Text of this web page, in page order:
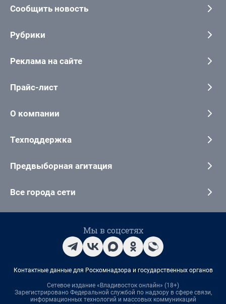
Сообщить новость
Рубрики
Реклама на сайте
Прайс-лист
О компании
Техподдержка
Предвыборная агитация
Все города сети
Мы в соцсетях
Контактные данные для Роскомнадзора и государственных органов
Сетевое издание «Владивосток онлайн» (18+)
Зарегистрировано Федеральной службой по надзору в сфере связи,
информационных технологий и массовых коммуникаций